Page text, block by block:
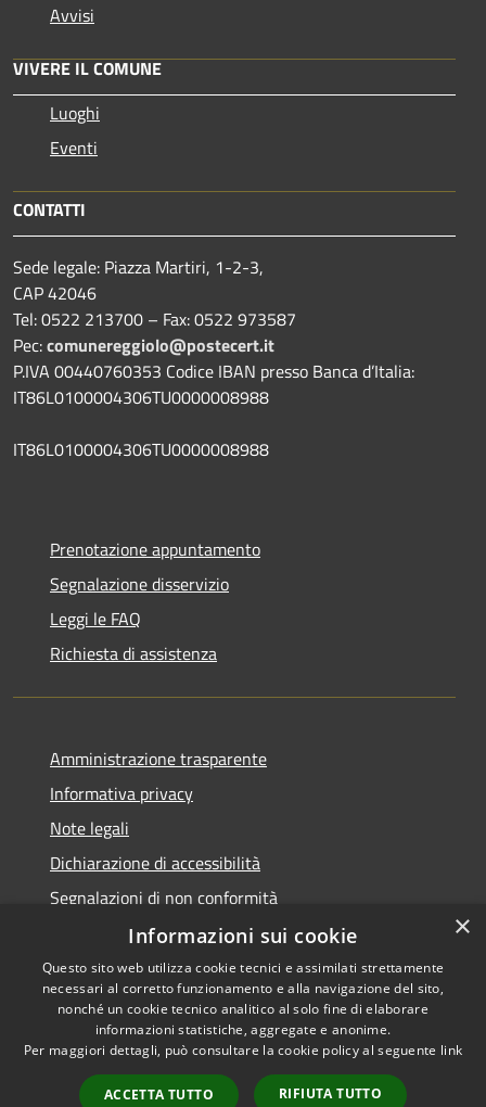
Avvisi
VIVERE IL COMUNE
Luoghi
Eventi
CONTATTI
Sede legale: Piazza Martiri, 1-2-3,
CAP 42046
Tel: 0522 213700 – Fax: 0522 973587
Pec:comunereggiolo@postecert.it
P.IVA 00440760353 Codice IBAN presso Banca d’Italia:
IT86L0100004306TU0000008988
IT86L0100004306TU0000008988
Prenotazione appuntamento
Segnalazione disservizio
Leggi le FAQ
Richiesta di assistenza
Amministrazione trasparente
Informativa privacy
Note legali
Dichiarazione di accessibilità
Segnalazioni di non conformità
Accessibilità
Privacy
Copyright © 2026 • Comune di
Reggiolo • Powered by
Municipium•Accesso
redazione
×
Informazioni sui cookie
Questo sito web utilizza cookie tecnici e assimilati strettamente
necessari al corretto funzionamento e alla navigazione del sito,
nonché un cookie tecnico analitico al solo fine di elaborare
informazioni statistiche, aggregate e anonime.
Per maggiori dettagli, può consultare la cookie policy al seguente link
ACCETTA TUTTO RIFIUTA TUTTO